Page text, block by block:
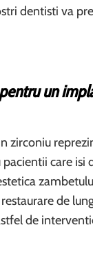
dentisti va
un
zirconiu
care isi
de
de